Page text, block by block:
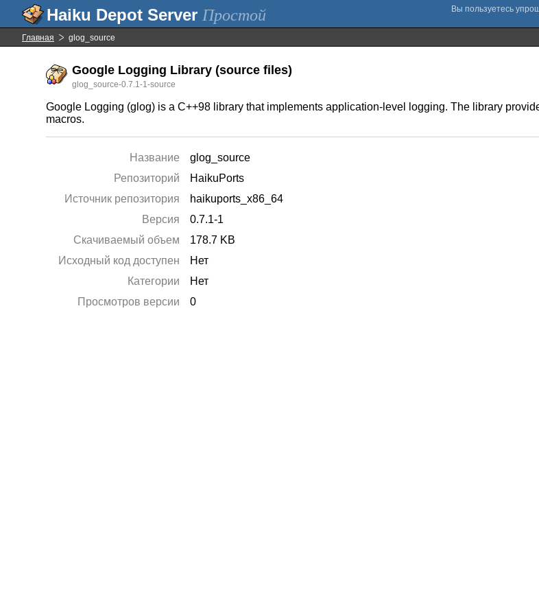
Простой
Главная glog_source
Google Logging Library (source files)
glog_source-0.7.1-1-source
Google Logging (glog) is a C++98 library that implements application-level logging. The library
macros.
Название
glog_source
Репозиторий
HaikuPorts
Источник репозитория
haikuports_x86_64
Версия
0.7.1-1
Скачиваемый объем
178.7 KB
Исходный код доступен
Нет
Категории
Нет
Просмотров версии
0